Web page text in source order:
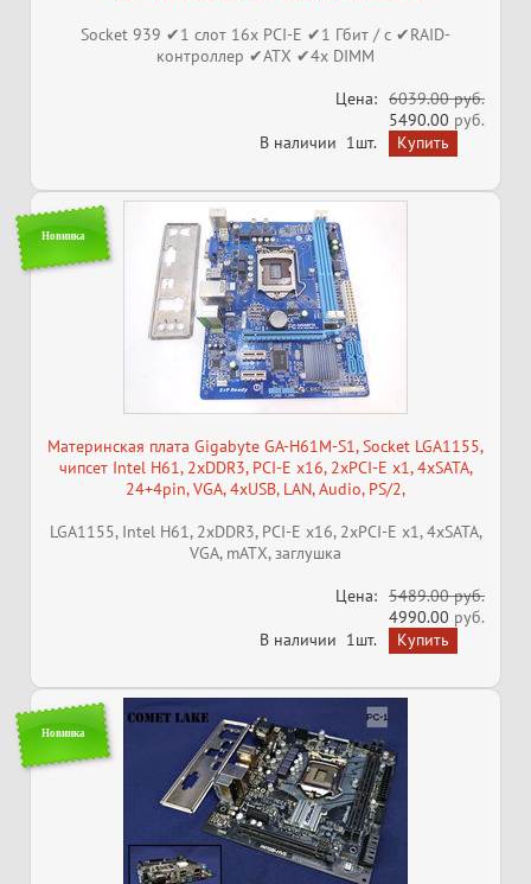
Socket 939 ✔1 слот 16x PCI-E ✔1 Гбит / с ✔RAID-
контроллер ✔ATX ✔4x DIMM
Цена: 6039.00 руб.
5490.00 руб.
В наличии 1шт.
Новинка
Материнская плата Gigabyte GA-H61M-S1, Socket LGA1155,
чипсет Intel H61, 2xDDR3, PCI-E x16, 2xPCI-E x1, 4xSATA,
24+4pin, VGA, 4xUSB, LAN, Audio, PS/2,
LGA1155, Intel H61, 2xDDR3, PCI-E x16, 2xPCI-E x1, 4xSATA,
VGA, mATX, заглушка
Цена: 5489.00 руб.
4990.00 руб.
В наличии 1шт.
Новинка